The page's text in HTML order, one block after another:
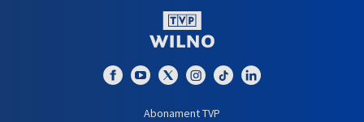
Abonament TVP